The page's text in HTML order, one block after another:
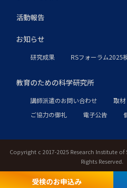
受検のお申込み
活動報告
お知らせ
研究成果 RSフォーラム2025
教育のための科学研究所
講師派遣のお問い合わせ
取材
ご協力の御礼
電子公告
Copyright c 2017-2025 Research Institute
Rights Reserved.